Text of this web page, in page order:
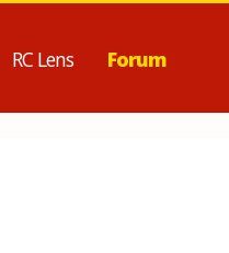
RC Lens Forum